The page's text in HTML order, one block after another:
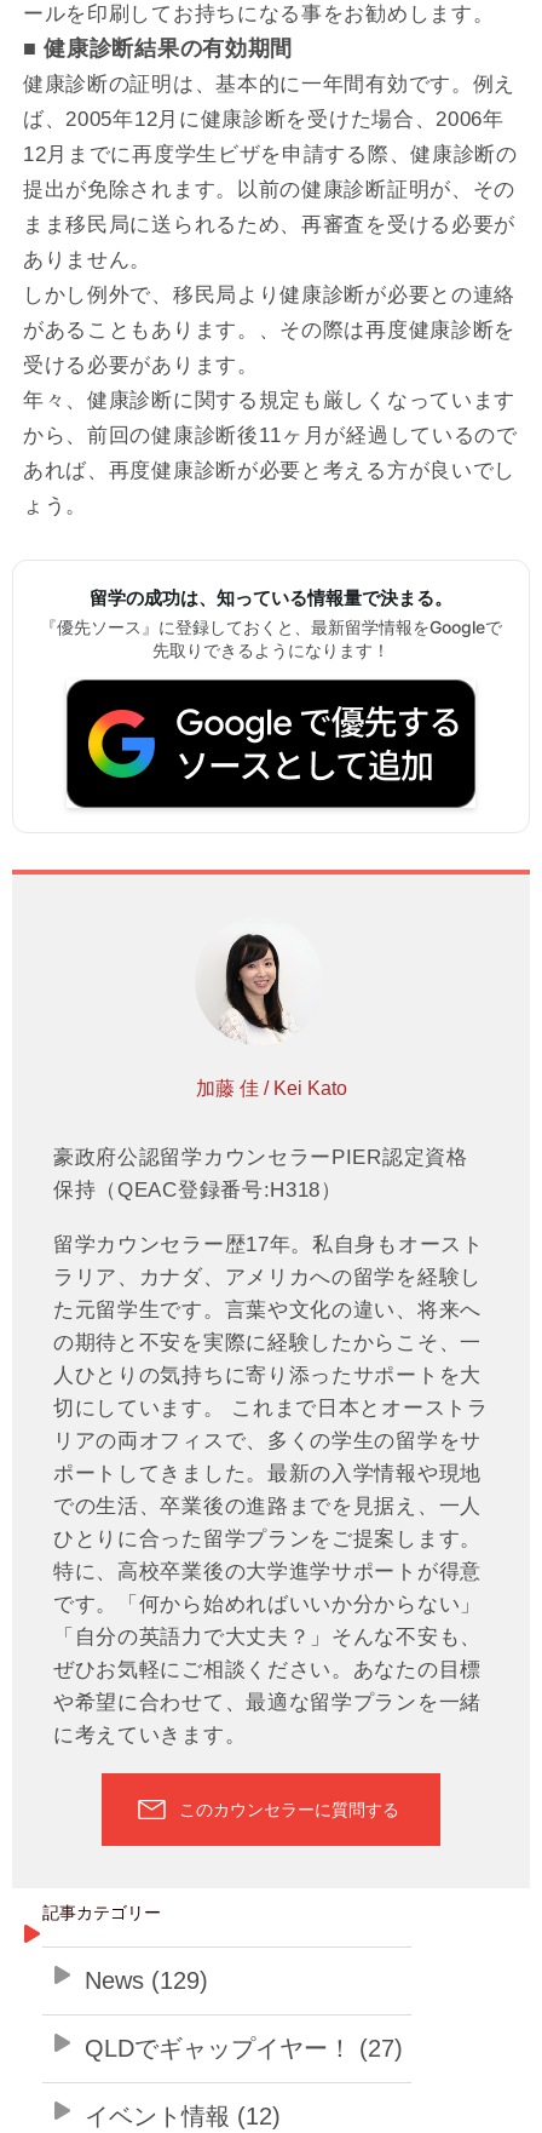
ールを印刷してお持ちになる事をお勧めします。
■ 健康診断結果の有効期間
健康診断の証明は、基本的に一年間有効です。例え
ば、2005年12月に健康診断を受けた場合、2006年
12月までに再度学生ビザを申請する際、健康診断の
提出が免除されます。以前の健康診断証明が、その
まま移民局に送られるため、再審査を受ける必要が
ありません。
しかし例外で、移民局より健康診断が必要との連絡
があることもあります。、その際は再度健康診断を
受ける必要があります。
年々、健康診断に関する規定も厳しくなっています
から、前回の健康診断後11ヶ月が経過しているので
あれば、再度健康診断が必要と考える方が良いでし
ょう。
留学の成功は、知っている情報量で決まる。
『優先ソース』に登録しておくと、最新留学情報をGoogleで
先取りできるようになります！
加藤 佳 / Kei Kato
豪政府公認留学カウンセラーPIER認定資格
保持（QEAC登録番号:H318）
留学カウンセラー歴17年。私自身もオースト
ラリア、カナダ、アメリカへの留学を経験し
た元留学生です。言葉や文化の違い、将来へ
の期待と不安を実際に経験したからこそ、一
人ひとりの気持ちに寄り添ったサポートを大
切にしています。 これまで日本とオーストラ
リアの両オフィスで、多くの学生の留学をサ
ポートしてきました。最新の入学情報や現地
での生活、卒業後の進路までを見据え、一人
ひとりに合った留学プランをご提案します。
特に、高校卒業後の大学進学サポートが得意
です。「何から始めればいいか分からない」
「自分の英語力で大丈夫？」そんな不安も、
ぜひお気軽にご相談ください。あなたの目標
や希望に合わせて、最適な留学プランを一緒
に考えていきます。
このカウンセラーに質問する
記事カテゴリー
News (129)
QLDでギャップイヤー！ (27)
イベント情報 (12)